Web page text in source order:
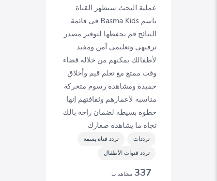
عملية البحث ستظهر القناة
باسم Basma Kids في قائمة
النتائج قم بحفظها لتوفير مصدر
ترفيهي وتعليمي آمن ومفيد
لأطفالك يمكنهم من خلاله قضاء
وقت ممتع مع تعلم قيم وأخلاق
حميدة ومشاهدة رسوم متحركة
مناسبة لأعمارهم وثقافتهم إنها
خطوة بسيطة لضمان راحة بالك
تجاه ما يشاهده صغارك
ترددات
تردد قناة بسمة
تردد قنوات الأطفال
337 مشاهدات